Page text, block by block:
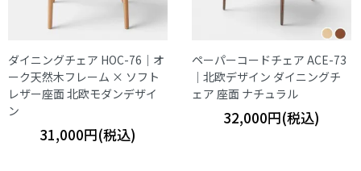
ダイニングチェア HOC-76｜オ
ーク天然木フレーム × ソフト
レザー座面 北欧モダンデザイ
ン
31,000円(税込)
ペーパーコードチェア ACE-73
｜北欧デザイン ダイニングチ
ェア 座面 ナチュラル
32,000円(税込)